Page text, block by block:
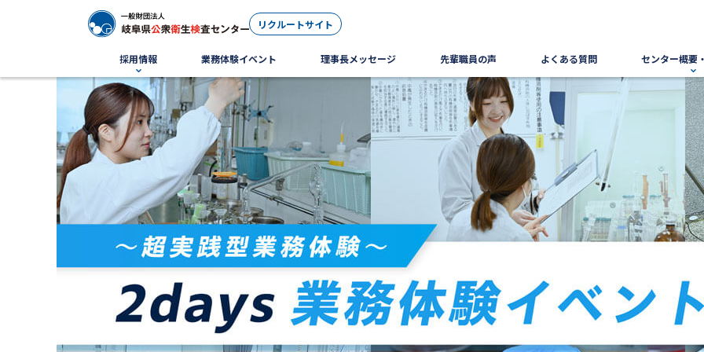
リクルートサイト
採用情報 業務体験イベント 理事長メッセージ 先輩職員の声 よくある質問 センター概要